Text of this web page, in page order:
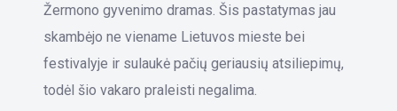
Žermono gyvenimo dramas. Šis pastatymas jau
skambėjo ne viename Lietuvos mieste bei
festivalyje ir sulaukė pačių geriausių atsiliepimų,
todėl šio vakaro praleisti negalima.